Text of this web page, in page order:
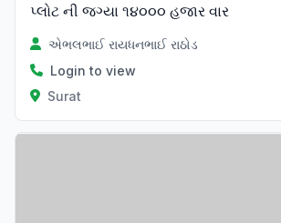
પ્લોટ ની જગ્યા ૧૪૦૦૦ હજાર વાર
એભલભાઈ રાયધનભાઈ રાઠોડ
Login to view
Surat